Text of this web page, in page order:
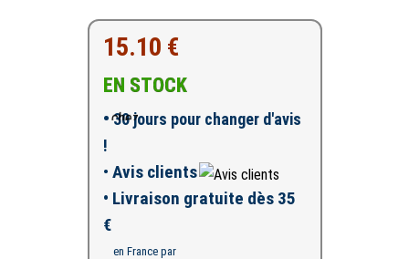
15.10 €
EN STOCK
•30 jours pour changer d'avis
!
• Avis clients
• Livraison gratuite dès 35
€
en France par